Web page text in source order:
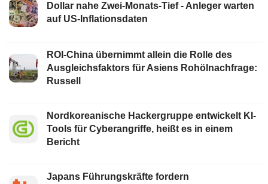
Dollar nahe Zwei-Monats-Tief - Anleger warten
auf US-Inflationsdaten
ROI-China übernimmt allein die Rolle des
Ausgleichsfaktors für Asiens Rohölnachfrage:
Russell
Nordkoreanische Hackergruppe entwickelt KI-
Tools für Cyberangriffe, heißt es in einem
Bericht
Japans Führungskräfte fordern